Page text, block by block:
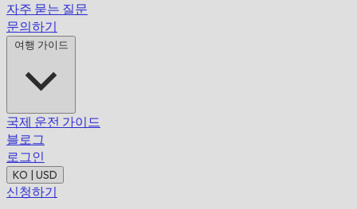
자주 묻는 질문
문의하기
여행 가이드
국제 운전 가이드
블로그
로그인
KO | USD
신청하기